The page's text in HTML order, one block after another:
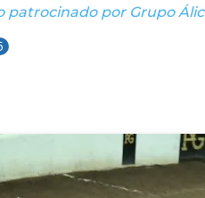
patrocinado por Grupo